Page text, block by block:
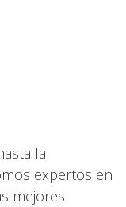
la
expertos en
mejores